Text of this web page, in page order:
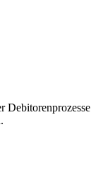
Debitorenprozesse